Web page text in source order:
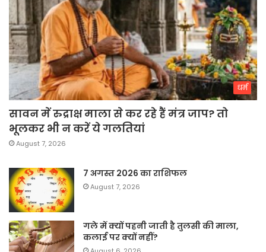
धर्म
सावन में रुद्राक्ष माला से कर रहे हैं मंत्र जाप? तो
भूलकर भी न करें ये गलतियां
August 7, 2026
7 अगस्त 2026 का राशिफल
August 7, 2026
गले में क्यों पहनी जाती है तुलसी की माला,
कलाई पर क्यों नहीं?